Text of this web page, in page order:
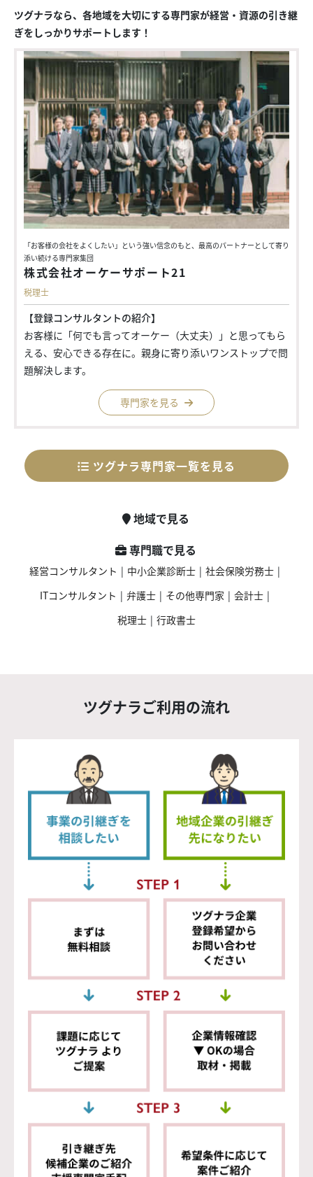
ツグナラなら、各地域を大切にする専門家が経営・資源の引き継
ぎをしっかりサポートします！
「お客様の会社をよくしたい」という強い信念のもと、最高のパートナーとして寄り
添い続ける専門家集団
株式会社オーケーサポート21
税理士
【登録コンサルタントの紹介】
お客様に「何でも言ってオーケー（大丈夫）」と思ってもら
える、安心できる存在に。親身に寄り添いワンストップで問
題解決します。
専門家を見る
ツグナラ専門家一覧を見る
地域で見る
専門職で見る
経営コンサルタント | 中小企業診断士 | 社会保険労務士 |
ITコンサルタント | 弁護士 | その他専門家 | 会計士 |
税理士 | 行政書士
ツグナラご利用の流れ